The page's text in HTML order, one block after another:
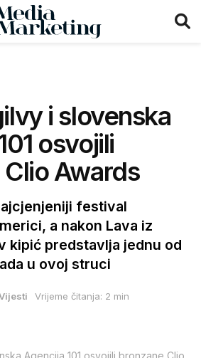
i slovenska
osvojili
Awards
festival
a nakon Lava iz
kipić predstavlja jednu od
u ovoj struci
Vrijeme čitanja: 2 min